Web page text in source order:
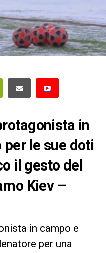
in
per le sue doti
il gesto del
Kiev –
in campo e
per una